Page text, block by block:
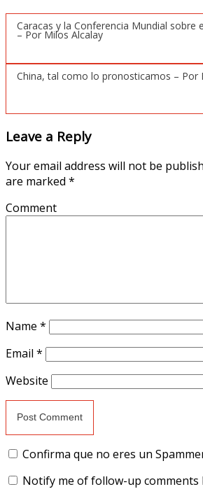
Caracas y la Conferencia Mundial sobre
– Por Milos Alcalay
China, tal como lo pronosticamos – Por
Leave a Reply
Your email address will not be
are marked *
Comment
Name *
Email *
Website
Confirma que no eres un
Notify me of follow-up comments